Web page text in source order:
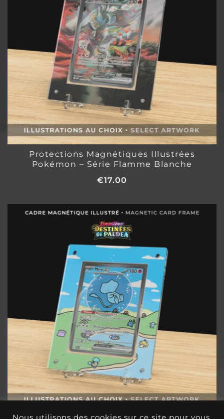
Protections Magnétiques Illustrées
Pokémon – Série Flamme Blanche
€17.00